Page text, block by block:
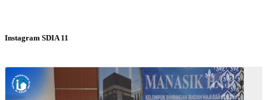
Instagram SDIA 11